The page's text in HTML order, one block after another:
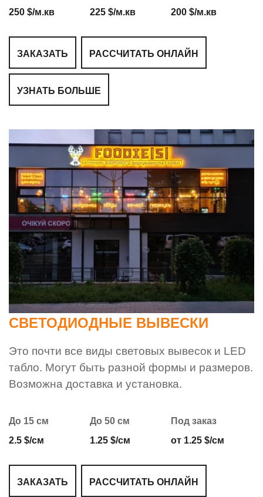
250 $/м.кв
225 $/м.кв
200 $/м.кв
ЗАКАЗАТЬ РАССЧИТАТЬ ОНЛАЙН
УЗНАТЬ БОЛЬШЕ
СВЕТОДИОДНЫЕ ВЫВЕСКИ
Это почти все виды световых вывесок и LED
табло. Могут быть разной формы и размеров.
Возможна доставка и установка.
До 15 см
2.5 $/см
До 50 см
1.25 $/см
Под заказ
от 1.25 $/см
ЗАКАЗАТЬ РАССЧИТАТЬ ОНЛАЙН